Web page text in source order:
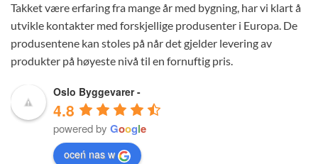
Takket være erfaring fra mange år med bygning, har vi klart å
utvikle kontakter med forskjellige produsenter i Europa. De
produsentene kan stoles på når det gjelder levering av
produkter på høyeste nivå til en fornuftig pris.
Oslo Byggevarer -
4.8
powered by Google
oceń nas w